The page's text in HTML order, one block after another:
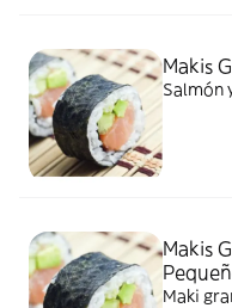
Makis
Salmón
Makis
Maki